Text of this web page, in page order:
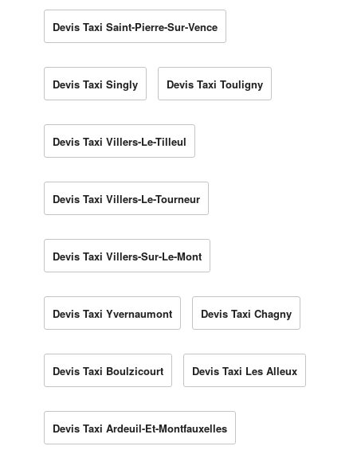
Devis Taxi Saint-Pierre-Sur-Vence
Devis Taxi Singly Devis Taxi Touligny
Devis Taxi Villers-Le-Tilleul
Devis Taxi Villers-Le-Tourneur
Devis Taxi Villers-Sur-Le-Mont
Devis Taxi Yvernaumont Devis Taxi Chagny
Devis Taxi Boulzicourt Devis Taxi Les Alleux
Devis Taxi Ardeuil-Et-Montfauxelles